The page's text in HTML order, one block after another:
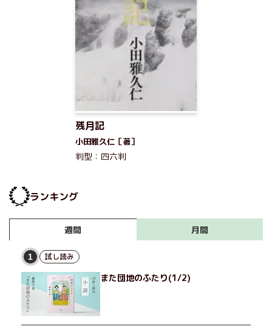
残月記
小田雅久仁［著］
判型：四六判
ランキング
週間 月間
1 試し読み
また団地のふたり(1/2)